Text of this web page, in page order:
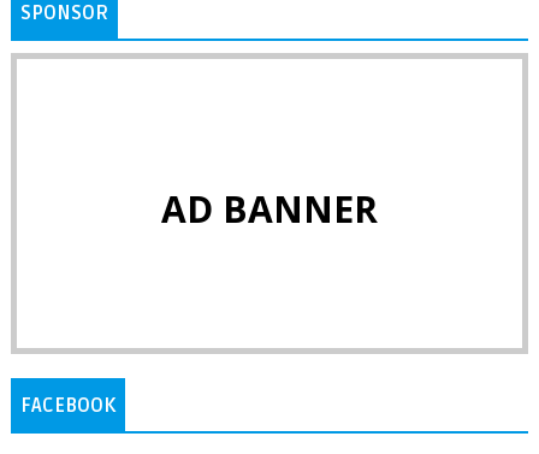
SPONSOR
AD BANNER
FACEBOOK